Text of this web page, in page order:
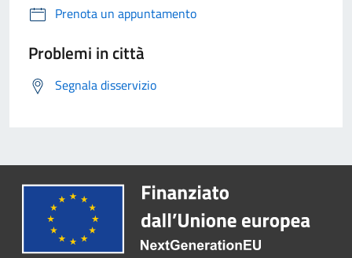
Prenota un appuntamento
Problemi in città
Segnala disservizio